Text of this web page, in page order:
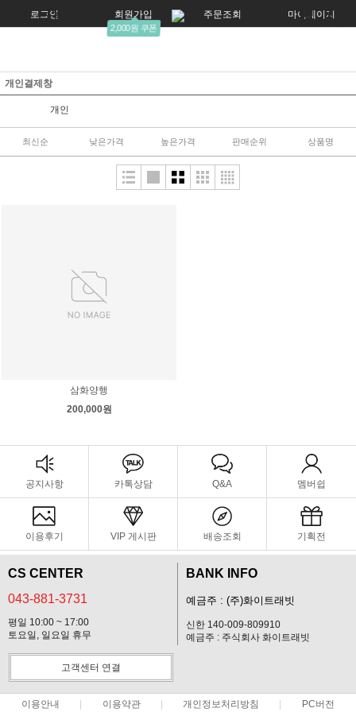
로그인 회원가입
2,000원 쿠폰
주문조회 마이페이지
개인결제창
개인
최신순 낮은가격 높은가격 판매순위 상품명
삼화양행
200,000원
공지사항 카톡상담 Q&A 멤버쉽
이용후기 VIP 게시판 배송조회 기획전
CS CENTER
043-881-3731
평일 10:00 ~ 17:00
토요일, 일요일 휴무
BANK INFO
예금주 : (주)화이트래빗
신한 140-009-809910
예금주 : 주식회사 화이트래빗
고객센터 연결
이용안내 이용약관 개인정보처리방침 PC버전